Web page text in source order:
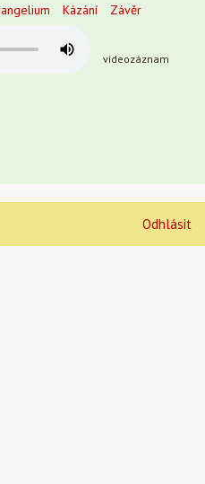
Kázání Závěr
videozáznam
Odhlásit